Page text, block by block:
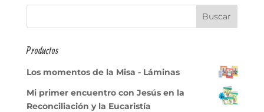
Productos
Los momentos de la Misa - Láminas
Mi primer encuentro con Jesús en la
Reconciliación y la Eucaristía